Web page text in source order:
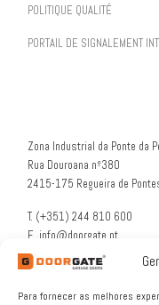
Para fornecer as melhores
POLITIQUE QUALITÉ
PORTAIL DE SIGNALEMENT
Zona Industrial da Ponte da
Rua Douroana nº380
2415-175 Regueira de
T. (+351) 244 810 600
E. info@doorgate.pt
G. 39° 47 36 N 8° 49 46 W